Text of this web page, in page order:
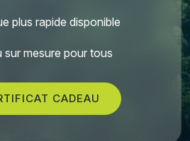
plus rapide disponible
sur mesure pour tous
CADEAU